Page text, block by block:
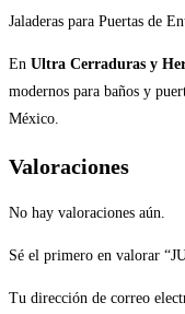
Jaladeras para Puertas de
En Ultra Cerraduras y
modernos para baños y
México.
Valoraciones
No hay valoraciones aún.
Sé el primero en valorar
Tu dirección de correo